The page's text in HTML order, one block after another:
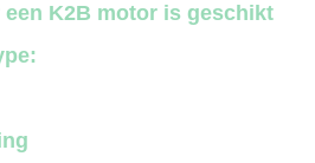
K2B motor is geschikt